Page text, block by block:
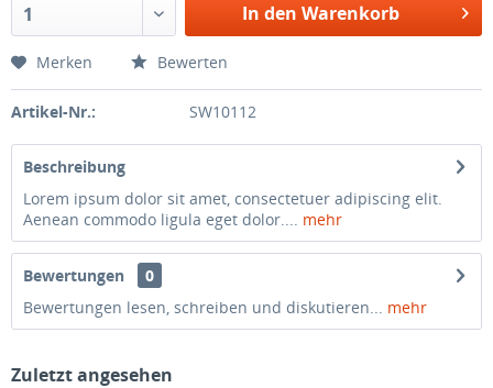
1 In den Warenkorb
Merken Bewerten
Artikel-Nr.: SW10112
Beschreibung
Lorem ipsum dolor sit amet, consectetuer adipiscing elit.
Aenean commodo ligula eget dolor.... mehr
Bewertungen
0
Bewertungen lesen, schreiben und diskutieren... mehr
Zuletzt angesehen